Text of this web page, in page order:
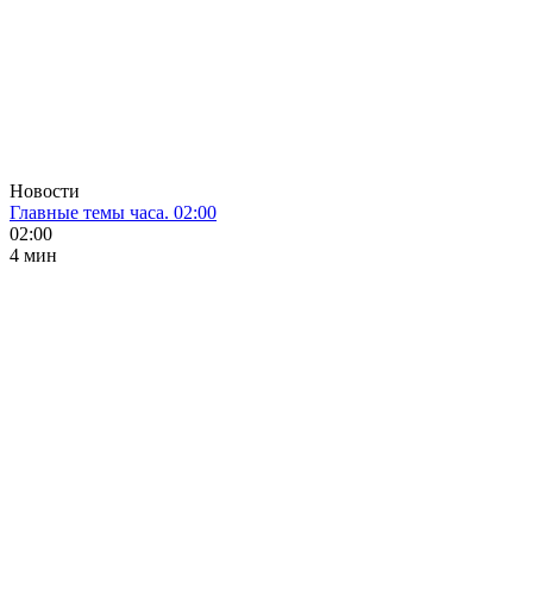
Новости
Главные темы часа. 02:00
02:00
4 мин